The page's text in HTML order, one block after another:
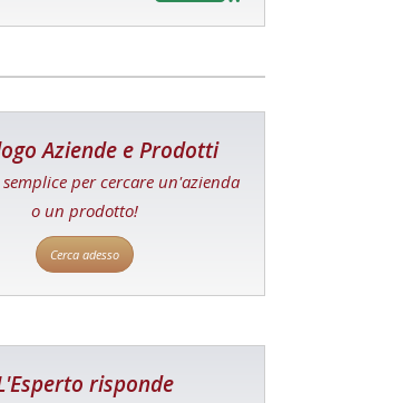
Aziende e Prodotti
per cercare un'azienda
o un prodotto!
Cerca adesso
risponde